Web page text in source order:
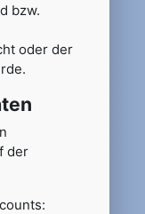
bzw.
oder der
der